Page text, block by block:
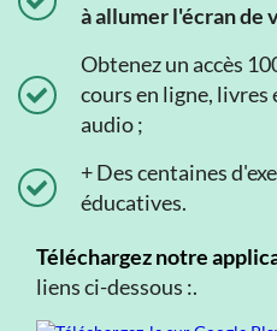
à allumer l'écran de
Obtenez un accès
cours en ligne,
audio ;
+ Des centaines
éducatives.
Téléchargez notre
liens ci-dessous :.